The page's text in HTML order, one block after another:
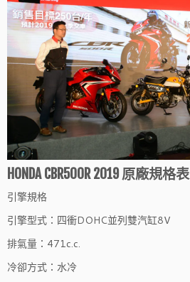
HONDA CBR500R 2019 原廠規格表
引擎規格
引擎型式：四衝DOHC並列雙汽缸8V
排氣量：471c.c.
冷卻方式：水冷